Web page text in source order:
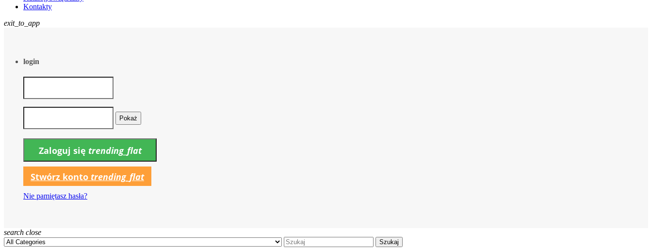
Kontakty
exit_to_app
login
Pokaż
Zaloguj się trending_flat
Stwórz konto trending_flat
Nie pamiętasz hasła?
search close
Szukaj